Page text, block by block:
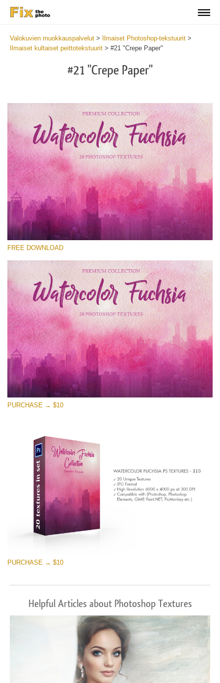
Valokuvien muokkauspalvelut > Ilmaiset Photoshop-tekstuurit >
Ilmaiset kultaiset peittotekstuurit > #21 "Crepe Paper"
#21 "Crepe Paper"
Please select
Small 800*533px
Watercolor Fuchsia
(20 Textures)
Large 6000*4000px
Entire Collection
(1783 Overlays)
Large 6000*4000px
Free download
FREE DOWNLOAD
PURCHASE → $10
PURCHASE → $10
Helpful Articles about Photoshop Textures